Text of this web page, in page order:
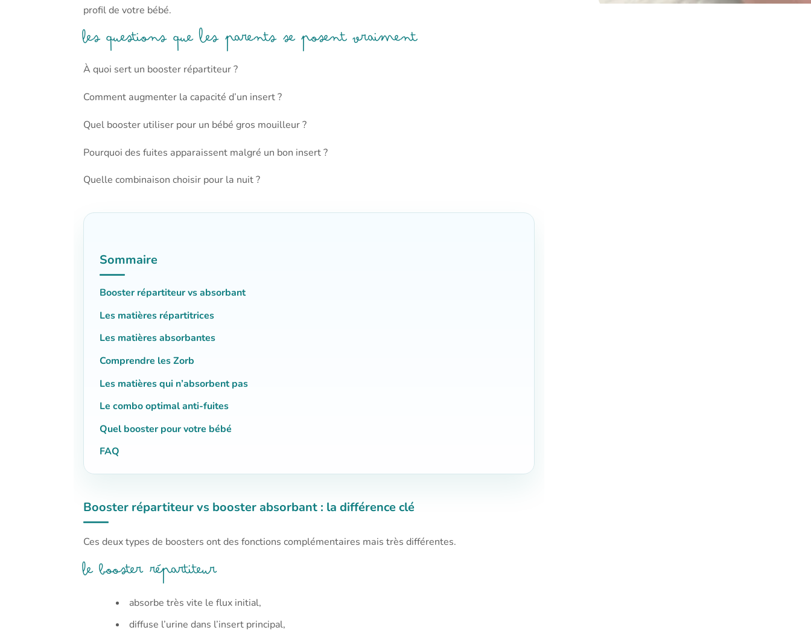
profil de votre bébé.
Les questions que les parents se posent vraiment
À quoi sert un booster répartiteur ?
Comment augmenter la capacité d’un insert ?
Quel booster utiliser pour un bébé gros mouilleur ?
Pourquoi des fuites apparaissent malgré un bon insert ?
Quelle combinaison choisir pour la nuit ?
Sommaire
Booster répartiteur vs absorbant
Les matières répartitrices
Les matières absorbantes
Comprendre les Zorb
Les matières qui n’absorbent pas
Le combo optimal anti-fuites
Quel booster pour votre bébé
FAQ
Booster répartiteur vs booster absorbant : la différence clé
Ces deux types de boosters ont des fonctions complémentaires mais très différentes.
Le booster répartiteur
absorbe très vite le flux initial,
diffuse l’urine dans l’insert principal,